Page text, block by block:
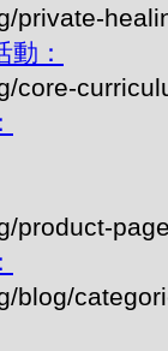
private-
：
core-
product-
blog/